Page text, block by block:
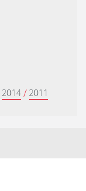
2014 / 2011